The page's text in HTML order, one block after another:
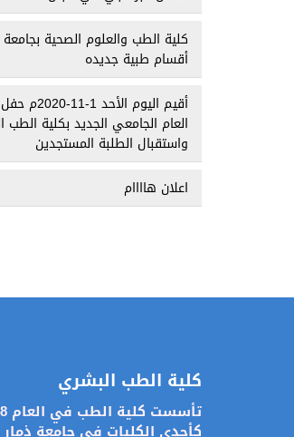
كلية الطب والعلوم الصحية بجامعة
أقسام طبية جديده
أقيم اليوم
العام الجامعي الجديد بكلية الطب
واستقبال الطلبة المستجدين
اعلان هاااام
كلية الطب البشري
كأحدى الكليات في جامعة ذمار